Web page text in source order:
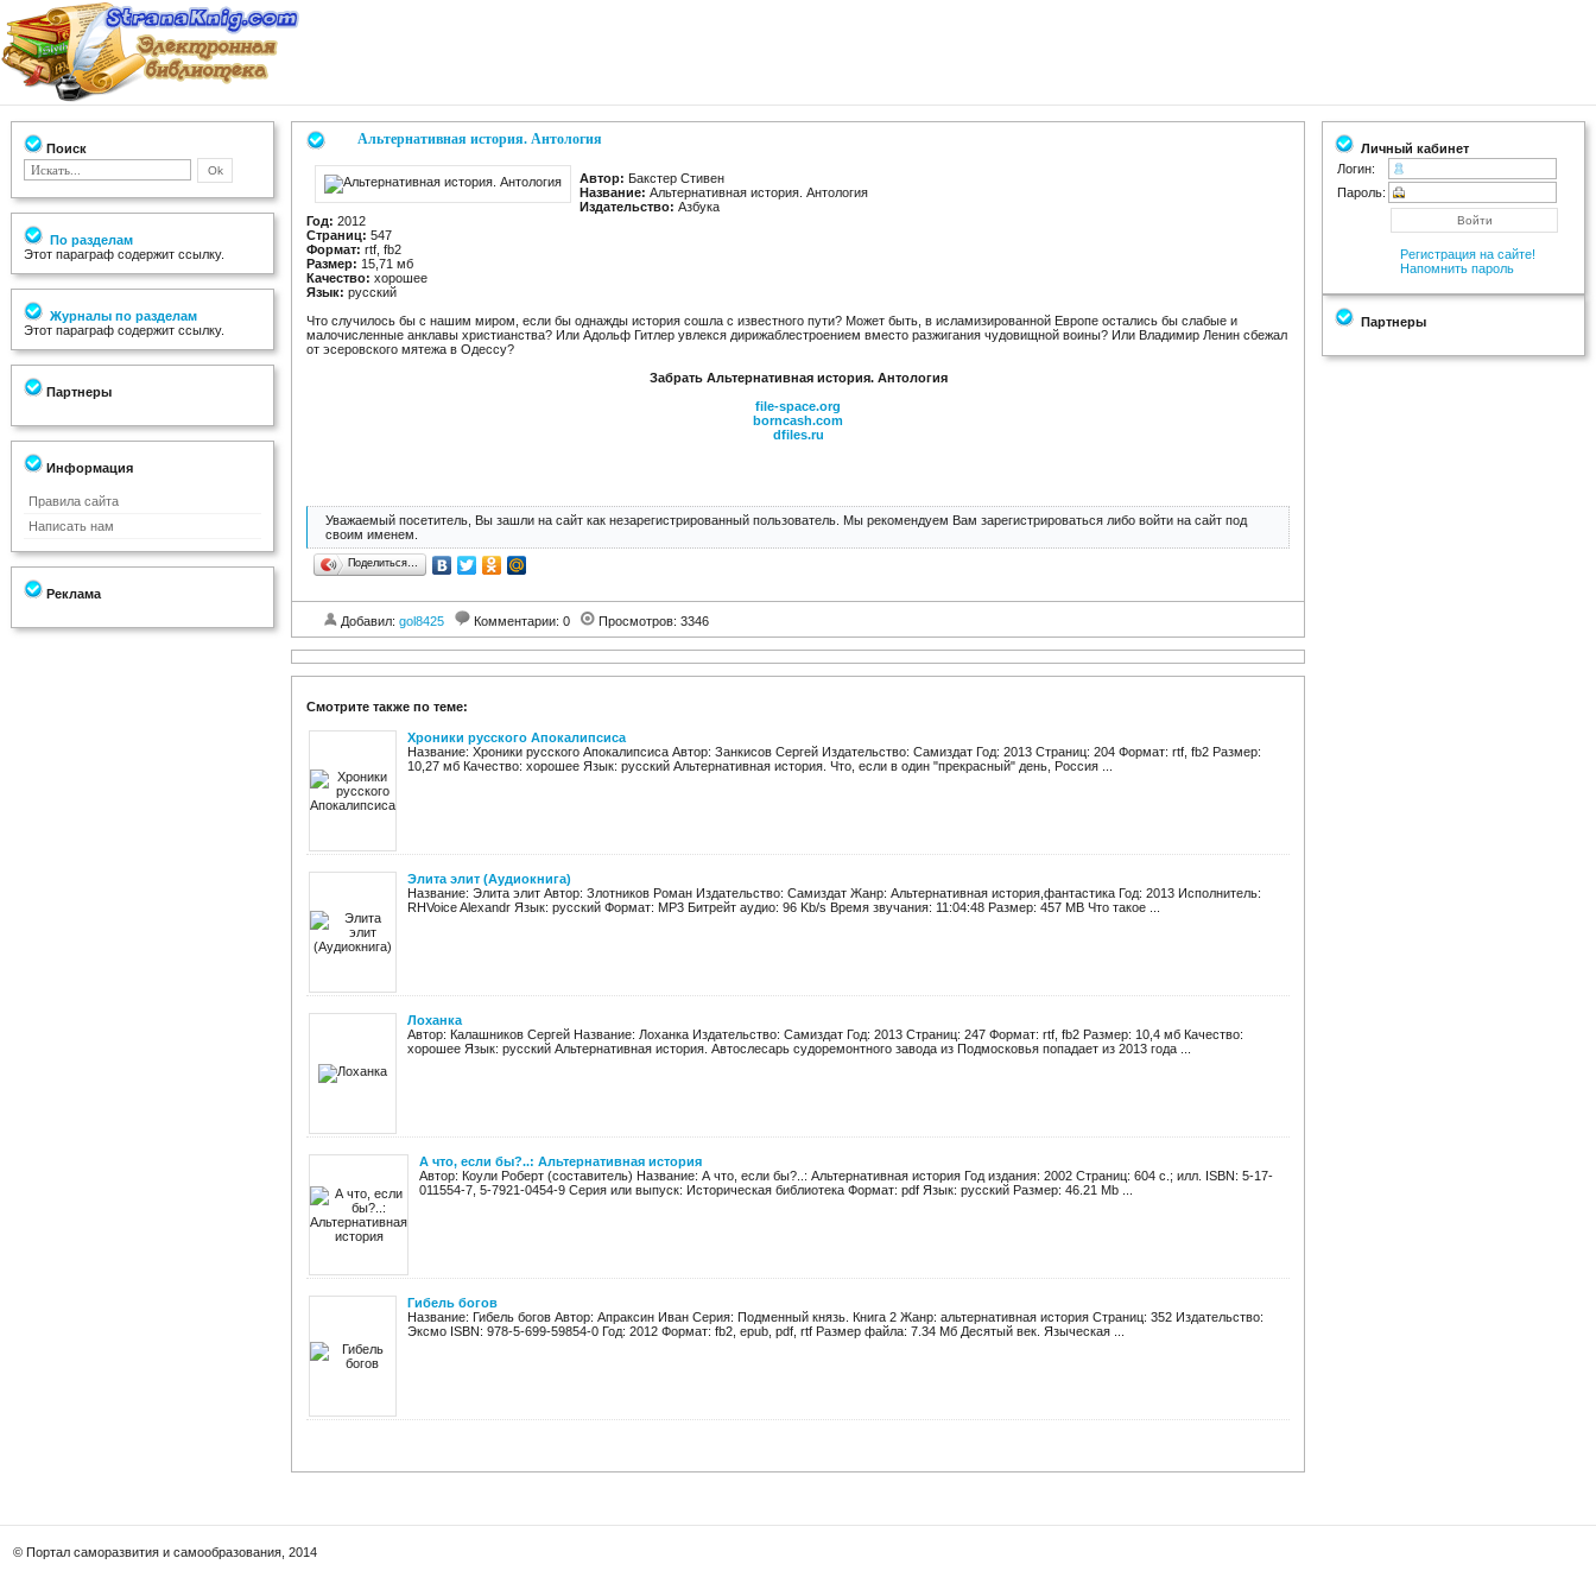
Поиск
По разделам
Этот параграф содержит ссылку.
Журналы по разделам
Этот параграф содержит ссылку.
Партнеры
Информация
Правила сайта
Написать нам
Реклама
Альтернативная история. Антология
Автор: Бакстер Стивен
Название: Альтернативная история. Антология
Издательство: Азбука
Год: 2012
Страниц: 547
Формат: rtf, fb2
Размер: 15,71 мб
Качество: хорошее
Язык: русский
Что случилось бы с нашим миром, если бы однажды история сошла с известного пути? Может быть, в исламизированной Европе остались бы слабые и
малочисленные анклавы христианства? Или Адольф Гитлер увлекся дирижаблестроением вместо разжигания чудовищной воины? Или Владимир Ленин сбежал
от эсеровского мятежа в Одессу?
Забрать Альтернативная история. Антология
file-space.org
borncash.com
dfiles.ru
Уважаемый посетитель, Вы зашли на сайт как незарегистрированный пользователь. Мы рекомендуем Вам зарегистрироваться либо войти на сайт под
своим именем.
Поделиться…
Добавил: gol8425 Комментарии: 0 Просмотров: 3346
Смотрите также по теме:
Хроники русского Апокалипсиса
Название: Хроники русского Апокалипсиса Автор: Занкисов Сергей Издательство: Самиздат Год: 2013 Страниц: 204 Формат: rtf, fb2 Размер:
10,27 мб Качество: хорошее Язык: русский Альтернативная история. Что, если в один "прекрасный" день, Россия ...
Элита элит (Аудиокнига)
Название: Элита элит Автор: Злотников Роман Издательство: Самиздат Жанр: Альтернативная история,фантастика Год: 2013 Исполнитель:
RHVoice Alexandr Язык: русский Формат: MP3 Битрейт аудио: 96 Kb/s Время звучания: 11:04:48 Размер: 457 MB Что такое ...
Лоханка
Автор: Калашников Сергей Название: Лоханка Издательство: Самиздат Год: 2013 Страниц: 247 Формат: rtf, fb2 Размер: 10,4 мб Качество:
хорошее Язык: русский Альтернативная история. Автослесарь судоремонтного завода из Подмосковья попадает из 2013 года ...
А что, если бы?..: Альтернативная история
Автор: Коули Роберт (составитель) Название: А что, если бы?..: Альтернативная история Год издания: 2002 Страниц: 604 с.; илл. ISBN: 5-17-
011554-7, 5-7921-0454-9 Серия или выпуск: Историческая библиотека Формат: pdf Язык: русский Размер: 46.21 Mb ...
Гибель богов
Название: Гибель богов Автор: Апраксин Иван Серия: Подменный князь. Книга 2 Жанр: альтернативная история Страниц: 352 Издательство:
Эксмо ISBN: 978-5-699-59854-0 Год: 2012 Формат: fb2, epub, pdf, rtf Размер файла: 7.34 Мб Десятый век. Языческая ...
Личный кабинет
Логин:
Пароль:
Регистрация на сайте!
Напомнить пароль
Партнеры
© Портал саморазвития и самообразования, 2014